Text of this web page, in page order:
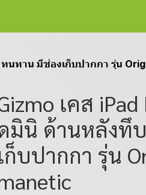
นทาน มีช่องเก็บปากกา รุ่น
เคส
มินิ ด้านหลังทึ
ก็บปากกา รุ่น